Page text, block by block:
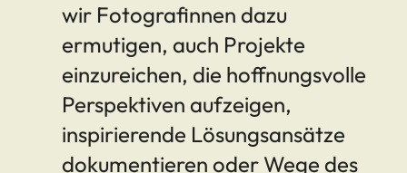
wir Fotografinnen dazu
ermutigen, auch Projekte
einzureichen, die hoffnungsvolle
Perspektiven aufzeigen,
inspirierende Lösungsansätze
dokumentieren oder Wege des